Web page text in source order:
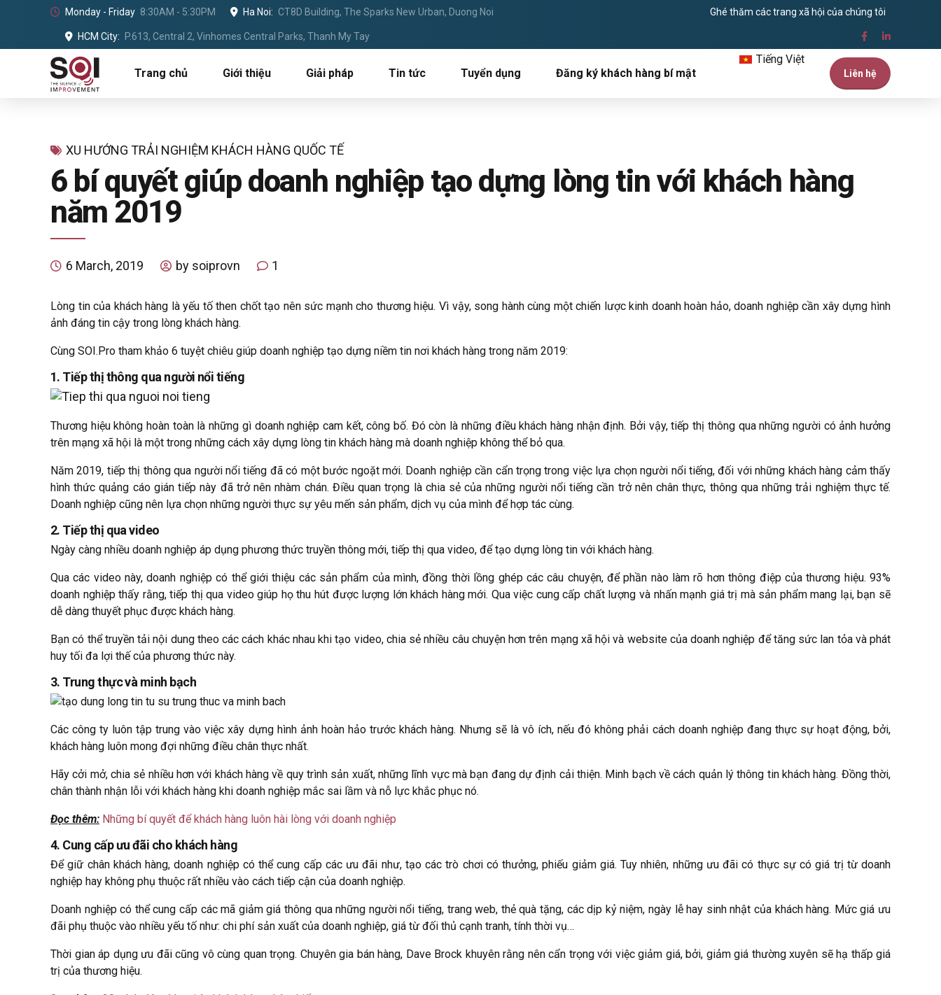
Monday - Friday 8:30AM - 5:30PM Ha Noi: CT8D Building, The Sparks New Urban, Duong Noi
HCM City: P.613, Central 2, Vinhomes Central Parks, Thanh My Tay
Ghé thăm các trang xã hội của chúng tôi
Tiếng Việt
Liên hệ
Trang chủ Giới thiệu Giải pháp Tin tức Tuyển dụng Đăng ký khách hàng bí mật
XU HƯỚNG TRẢI NGHIỆM KHÁCH HÀNG QUỐC TẾ
6 bí quyết giúp doanh nghiệp tạo dựng lòng tin với khách hàng
năm 2019
6 March, 2019 by soiprovn 1
Lòng tin của khách hàng là yếu tố then chốt tạo nên sức mạnh cho thương hiệu. Vì vậy, song hành cùng một chiến lược kinh doanh hoàn hảo, doanh nghiệp cần xây dựng hình
ảnh đáng tin cậy trong lòng khách hàng.
Cùng SOI.Pro tham khảo 6 tuyệt chiêu giúp doanh nghiệp tạo dựng niềm tin nơi khách hàng trong năm 2019:
1. Tiếp thị thông qua người nổi tiếng
Thương hiệu không hoàn toàn là những gì doanh nghiệp cam kết, công bố. Đó còn là những điều khách hàng nhận định. Bởi vậy, tiếp thị thông qua những người có ảnh hưởng
trên mạng xã hội là một trong những cách xây dựng lòng tin khách hàng mà doanh nghiệp không thể bỏ qua.
Năm 2019, tiếp thị thông qua người nổi tiếng đã có một bước ngoặt mới. Doanh nghiệp cần cẩn trọng trong việc lựa chọn người nổi tiếng, đối với những khách hàng cảm thấy
hình thức quảng cáo gián tiếp này đã trở nên nhàm chán. Điều quan trọng là chia sẻ của những người nổi tiếng cần trở nên chân thực, thông qua những trải nghiệm thực tế.
Doanh nghiệp cũng nên lựa chọn những người thực sự yêu mến sản phẩm, dịch vụ của mình để hợp tác cùng.
2. Tiếp thị qua video
Ngày càng nhiều doanh nghiệp áp dụng phương thức truyền thông mới, tiếp thị qua video, để tạo dựng lòng tin với khách hàng.
Qua các video này, doanh nghiệp có thể giới thiệu các sản phẩm của mình, đồng thời lồng ghép các câu chuyện, để phần nào làm rõ hơn thông điệp của thương hiệu. 93%
doanh nghiệp thấy rằng, tiếp thị qua video giúp họ thu hút được lượng lớn khách hàng mới. Qua việc cung cấp chất lượng và nhấn mạnh giá trị mà sản phẩm mang lại, bạn sẽ
dễ dàng thuyết phục được khách hàng.
Bạn có thể truyền tải nội dung theo các cách khác nhau khi tạo video, chia sẻ nhiều câu chuyện hơn trên mạng xã hội và website của doanh nghiệp để tăng sức lan tỏa và phát
huy tối đa lợi thế của phương thức này.
3. Trung thực và minh bạch
Các công ty luôn tập trung vào việc xây dựng hình ảnh hoàn hảo trước khách hàng. Nhưng sẽ là vô ích, nếu đó không phải cách doanh nghiệp đang thực sự hoạt động, bởi,
khách hàng luôn mong đợi những điều chân thực nhất.
Hãy cởi mở, chia sẻ nhiều hơn với khách hàng về quy trình sản xuất, những lĩnh vực mà bạn đang dự định cải thiện. Minh bạch về cách quản lý thông tin khách hàng. Đồng thời,
chân thành nhận lỗi với khách hàng khi doanh nghiệp mắc sai lầm và nỗ lực khắc phục nó.
Đọc thêm: Những bí quyết để khách hàng luôn hài lòng với doanh nghiệp
4. Cung cấp ưu đãi cho khách hàng
Để giữ chân khách hàng, doanh nghiệp có thể cung cấp các ưu đãi như, tạo các trò chơi có thưởng, phiếu giảm giá. Tuy nhiên, những ưu đãi có thực sự có giá trị từ doanh
nghiệp hay không phụ thuộc rất nhiều vào cách tiếp cận của doanh nghiệp.
Doanh nghiệp có thể cung cấp các mã giảm giá thông qua những người nổi tiếng, trang web, thẻ quà tặng, các dịp kỷ niệm, ngày lễ hay sinh nhật của khách hàng. Mức giá ưu
đãi phụ thuộc vào nhiều yếu tố như: chi phí sản xuất của doanh nghiệp, giá từ đối thủ cạnh tranh, tính thời vụ…
Thời gian áp dụng ưu đãi cũng vô cùng quan trọng. Chuyên gia bán hàng, Dave Brock khuyên rằng nên cẩn trọng với việc giảm giá, bởi, giảm giá thường xuyên sẽ hạ thấp giá
trị của thương hiệu.